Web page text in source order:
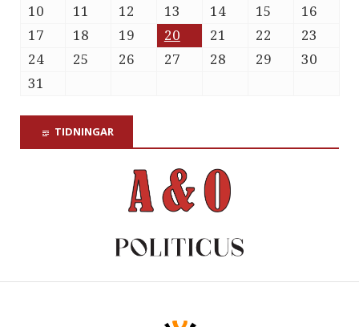
10
11 12 13 14 15
16
17
18 19 20 21 22
23
24
25 26 27 28 29
30
31
TIDNINGAR